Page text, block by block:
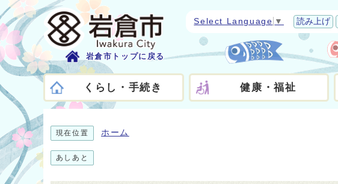
岩倉市トップに戻る
Select Language ▼ 読み上げ
くらし・手続き 健康・福祉
現在位置 ホーム
あしあと